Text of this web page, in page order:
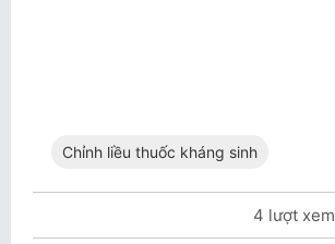
Chỉnh liều thuốc kháng sinh
4 lượt xem